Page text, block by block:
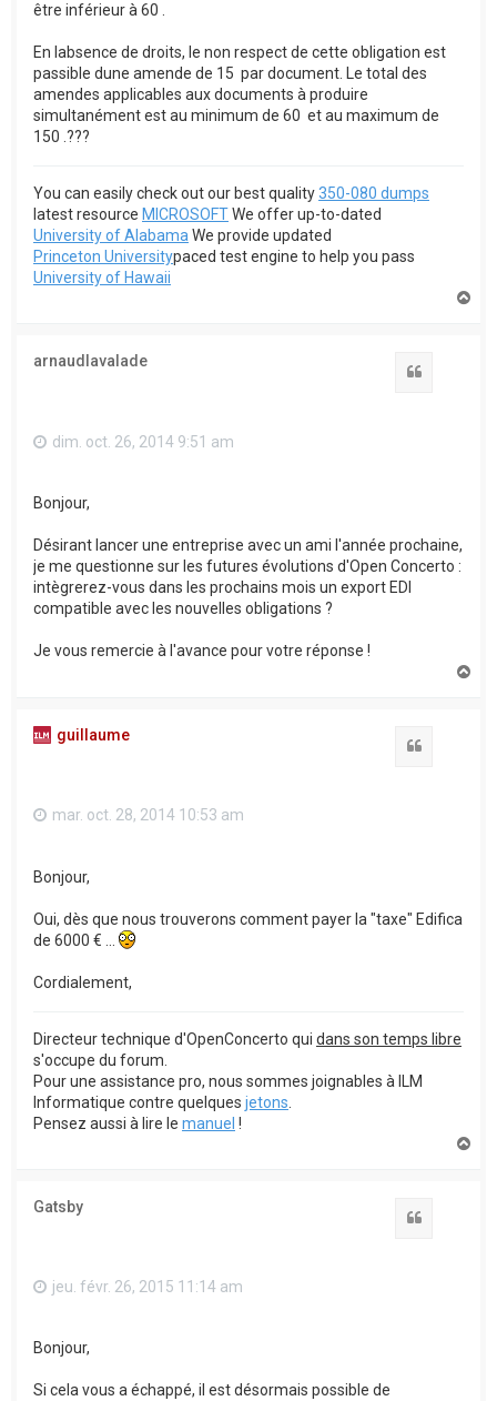
être inférieur à 60 .
En labsence de droits, le non respect de cette obligation est
passible dune amende de 15  par document. Le total des
amendes applicables aux documents à produire
simultanément est au minimum de 60  et au maximum de
150 .???
You can easily check out our best quality350-080 dumps
latest resource MICROSOFTWe offer up-to-dated
University of AlabamaWe provide updated
Princeton Universitypaced test engine to help you pass
University of Hawaii
arnaudlavalade
dim. oct. 26, 2014 9:51 am
Bonjour,
Désirant lancer une entreprise avec un ami l'année prochaine,
je me questionne sur les futures évolutions d'Open Concerto :
intègrerez-vous dans les prochains mois un export EDI
compatible avec les nouvelles obligations ?
Je vous remercie à l'avance pour votre réponse !
guillaume
mar. oct. 28, 2014 10:53 am
Bonjour,
Oui, dès que nous trouverons comment payer la "taxe" Edifica
de 6000 € ...
Cordialement,
Directeur technique d'OpenConcerto qui dans son temps libre
s'occupe du forum.
Pour une assistance pro, nous sommes joignables à ILM
Informatique contre quelques jetons
Pensez aussi à lire le manuel !
Gatsby
jeu. févr. 26, 2015 11:14 am
Bonjour,
Si cela vous a échappé, il est désormais possible de